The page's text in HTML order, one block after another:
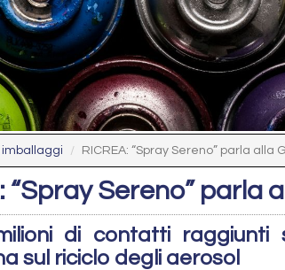
imballaggi RICREA: “Spray Sereno” parla alla
“Spray Sereno” parla
di contatti raggiunti
sul riciclo degli aerosol